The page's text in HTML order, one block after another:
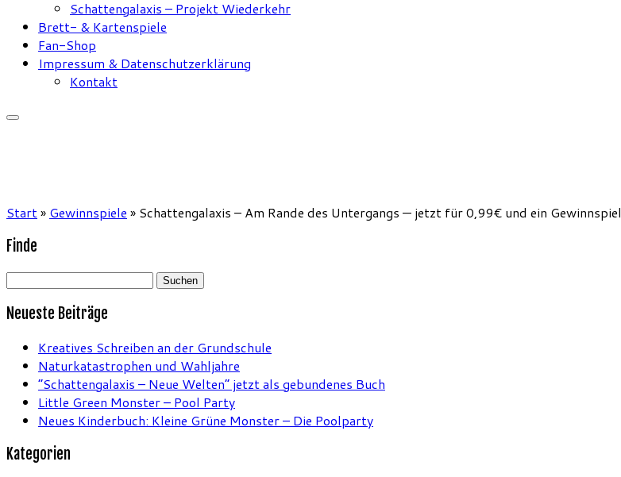
Schattengalaxis – Projekt Wiederkehr
Brett- & Kartenspiele
Fan-Shop
Impressum & Datenschutzerklärung
Kontakt
Start» Gewinnspiele » Schattengalaxis – Am Rande des Untergangs — jetzt für 0,99€ und ein Gewinnspiel
Finde
Suchen
Neueste Beiträge
Kreatives Schreiben an der Grundschule
Naturkatastrophen und Wahljahre
“Schattengalaxis – Neue Welten” jetzt als gebundenes Buch
Little Green Monster – Pool Party
Neues Kinderbuch: Kleine Grüne Monster – Die Poolparty
Kategorien